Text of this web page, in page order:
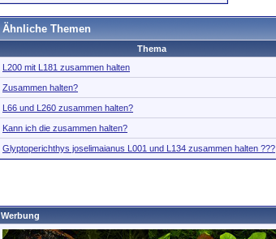
Ähnliche Themen
Thema
L200 mit L181 zusammen halten
Zusammen halten?
L66 und L260 zusammen halten?
Kann ich die zusammen halten?
Glyptoperichthys joselimaianus L001 und L134 zusammen halten ???
Werbung